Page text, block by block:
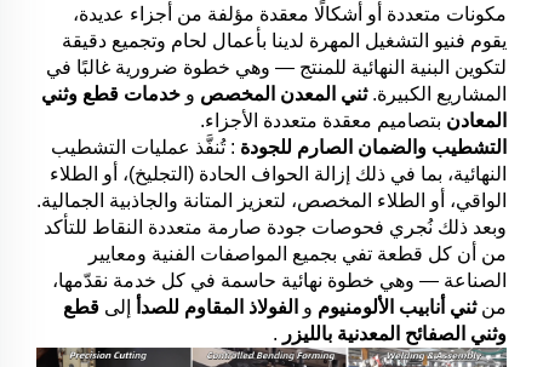
مكونات متعددة أو أشكالًا معقدة مؤلفة من أجزاء عديدة،
يقوم فنيو التشغيل المهرة لدينا بأعمال لحام وتجميع دقيقة
لتكوين البنية النهائية للمنتج — وهي خطوة ضرورية غالبًا في
المشاريع الكبيرة.ثني المعدن المخصص و خدمات قطع وثني
المعادن بتصاميم معقدة متعددة الأجزاء.
التشطيب والضمان الصارم للجودة : تُنفَّذ عمليات التشطيب
النهائية، بما في ذلك إزالة الحواف الحادة (التجليخ)، أو الطلاء
الواقي، أو الطلاء المخصص، لتعزيز المتانة والجاذبية الجمالية.
وبعد ذلك نُجري فحوصات جودة صارمة متعددة النقاط للتأكد
من أن كل قطعة تفي بجميع المواصفات الفنية ومعايير
الصناعة — وهي خطوة نهائية حاسمة في كل خدمة نقدّمها،
منثني أنابيب الألومنيوم و الفولاذ المقاوم للصدأ إلى قطع
وثني الصفائح المعدنية بالليزر .